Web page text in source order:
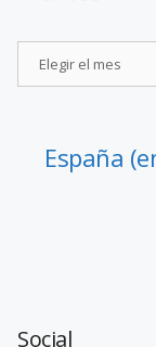
España
Social